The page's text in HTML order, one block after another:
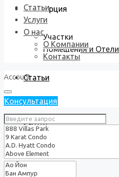
Коммерция
Участки
Помещения и Отели
Статьи
Услуги
О нас
Статьи
Услуги
О нас
О Компании
Контакты
Account
Консультация